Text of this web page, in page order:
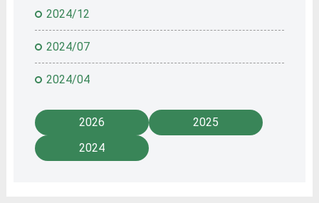
2024/12
2024/07
2024/04
2026
2025
2024